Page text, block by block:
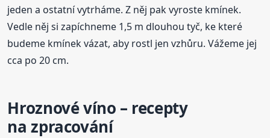
jeden a ostatní vytrháme. Z něj pak vyroste kmínek.
Vedle něj si zapíchneme 1,5 m dlouhou tyč, ke které
budeme kmínek vázat, aby rostl jen vzhůru. Vážeme jej
cca po 20 cm.
Hroznové víno – recepty
na zpracování